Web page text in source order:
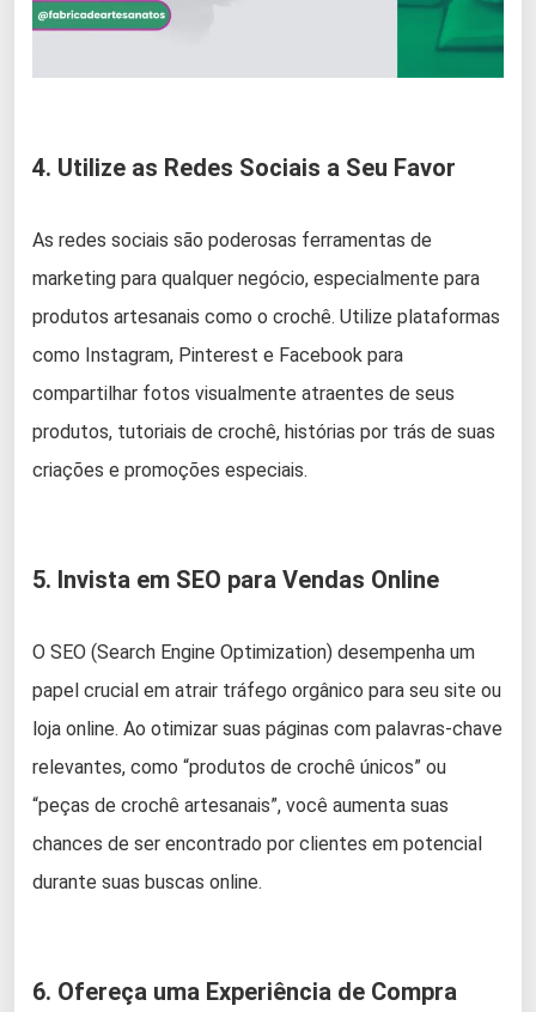
4. Utilize as Redes Sociais a Seu Favor
As redes sociais são poderosas ferramentas de
marketing para qualquer negócio, especialmente para
produtos artesanais como o crochê. Utilize plataformas
como Instagram, Pinterest e Facebook para
compartilhar fotos visualmente atraentes de seus
produtos, tutoriais de crochê, histórias por trás de suas
criações e promoções especiais.
5. Invista em SEO para Vendas Online
O SEO (Search Engine Optimization) desempenha um
papel crucial em atrair tráfego orgânico para seu site ou
loja online. Ao otimizar suas páginas com palavras-chave
relevantes, como “produtos de crochê únicos” ou
“peças de crochê artesanais”, você aumenta suas
chances de ser encontrado por clientes em potencial
durante suas buscas online.
6. Ofereça uma Experiência de Compra